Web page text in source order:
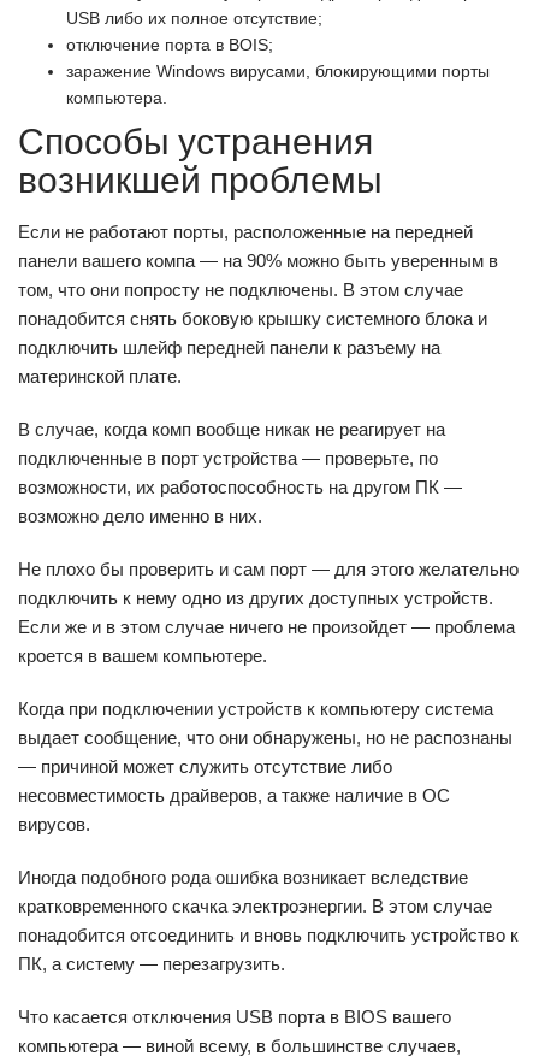
USB либо их полное отсутствие;
отключение порта в BOIS;
заражение Windows вирусами, блокирующими порты
компьютера.
Способы устранения
возникшей проблемы
Если не работают порты, расположенные на передней
панели вашего компа — на 90% можно быть уверенным в
том, что они попросту не подключены. В этом случае
понадобится снять боковую крышку системного блока и
подключить шлейф передней панели к разъему на
материнской плате.
В случае, когда комп вообще никак не реагирует на
подключенные в порт устройства — проверьте, по
возможности, их работоспособность на другом ПК —
возможно дело именно в них.
Не плохо бы проверить и сам порт — для этого желательно
подключить к нему одно из других доступных устройств.
Если же и в этом случае ничего не произойдет — проблема
кроется в вашем компьютере.
Когда при подключении устройств к компьютеру система
выдает сообщение, что они обнаружены, но не распознаны
— причиной может служить отсутствие либо
несовместимость драйверов, а также наличие в ОС
вирусов.
Иногда подобного рода ошибка возникает вследствие
кратковременного скачка электроэнергии. В этом случае
понадобится отсоединить и вновь подключить устройство к
ПК, а систему — перезагрузить.
Что касается отключения USB порта в BIOS вашего
компьютера — виной всему, в большинстве случаев,